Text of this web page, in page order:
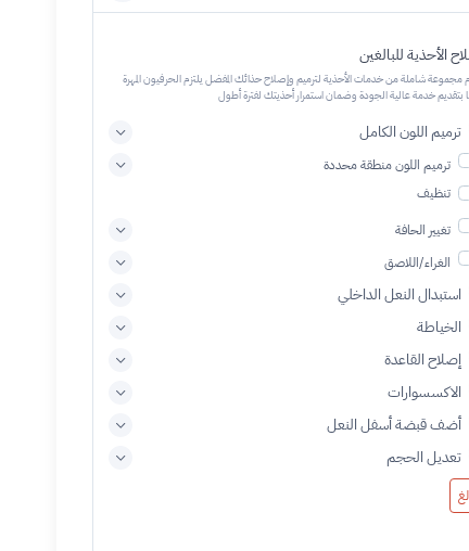
الأحذية للبالغين
مجموعة شاملة من خدمات الأحذية لترميم وإصلاح حذائك المفضل يلتزم الحرفيون المهرة
بتقديم خدمة عالية الجودة وضمان استمرار أحذيتك لفترة أطول
ترميم اللون الكامل
ترميم اللون منطقة محددة
تنظيف
تغيير الحافة
الغراء/اللاصق
استبدال النعل الداخلي
الخياطة
إصلاح القاعدة
الاكسسوارات
أضف قبضة أسفل النعل
تعديل الحجم